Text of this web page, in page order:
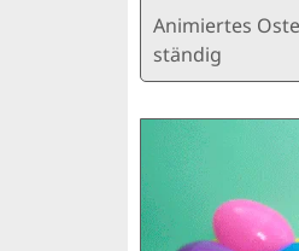
Animiertes
ständig